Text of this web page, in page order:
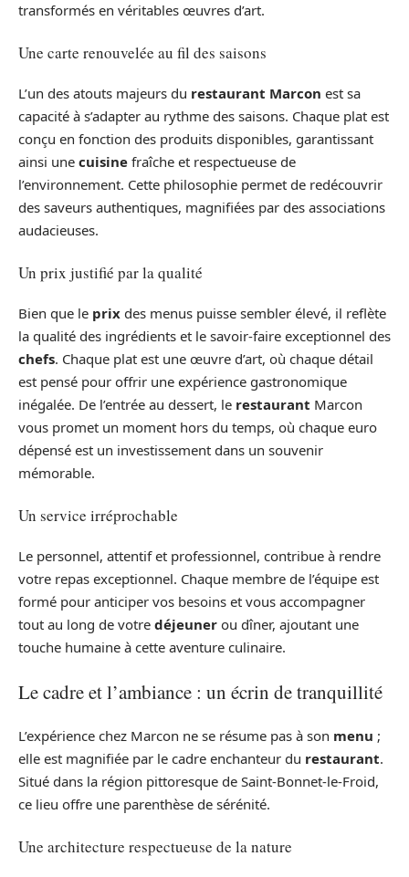
transformés en véritables œuvres d’art.
Une carte renouvelée au fil des saisons
L’un des atouts majeurs du restaurant Marcon est sa
capacité à s’adapter au rythme des saisons. Chaque plat est
conçu en fonction des produits disponibles, garantissant
ainsi une cuisine fraîche et respectueuse de
l’environnement. Cette philosophie permet de redécouvrir
des saveurs authentiques, magnifiées par des associations
audacieuses.
Un prix justifié par la qualité
Bien que le prix des menus puisse sembler élevé, il reflète
la qualité des ingrédients et le savoir-faire exceptionnel des
chefs. Chaque plat est une œuvre d’art, où chaque détail
est pensé pour offrir une expérience gastronomique
inégalée. De l’entrée au dessert, le restaurant Marcon
vous promet un moment hors du temps, où chaque euro
dépensé est un investissement dans un souvenir
mémorable.
Un service irréprochable
Le personnel, attentif et professionnel, contribue à rendre
votre repas exceptionnel. Chaque membre de l’équipe est
formé pour anticiper vos besoins et vous accompagner
tout au long de votre déjeuner ou dîner, ajoutant une
touche humaine à cette aventure culinaire.
Le cadre et l’ambiance : un écrin de tranquillité
L’expérience chez Marcon ne se résume pas à son menu ;
elle est magnifiée par le cadre enchanteur du restaurant.
Situé dans la région pittoresque de Saint-Bonnet-le-Froid,
ce lieu offre une parenthèse de sérénité.
Une architecture respectueuse de la nature